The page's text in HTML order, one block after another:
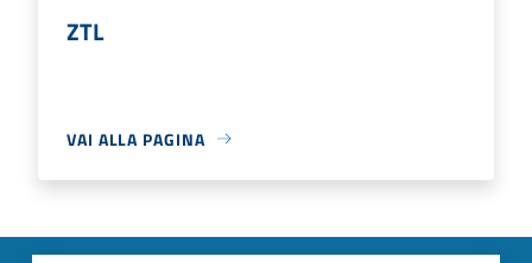
ZTL
VAI ALLA PAGINA